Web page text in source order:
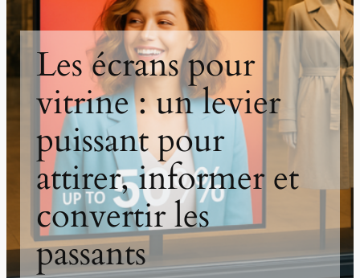
Les écrans pour
vitrine : un levier
puissant pour
attirer, informer et
convertir les
passants